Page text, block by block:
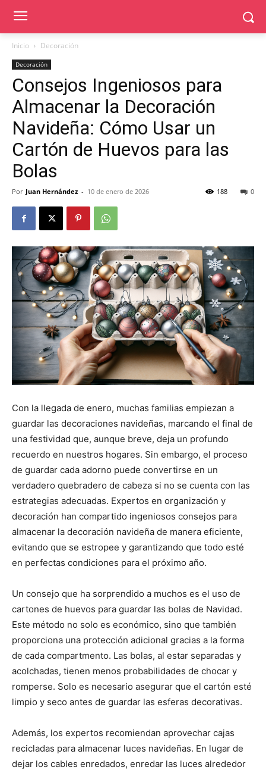
Inicio Decoración
Decoración
Consejos Ingeniosos para
Almacenar la Decoración
Navideña: Cómo Usar un
Cartón de Huevos para las
Bolas
Por Juan Hernández - 10 de enero de 2026 0
188
Con la llegada de enero, muchas familias empiezan a
guardar las decoraciones navideñas, marcando el final de
una festividad que, aunque breve, deja un profundo
recuerdo en nuestros hogares. Sin embargo, el proceso
de guardar cada adorno puede convertirse en un
verdadero quebradero de cabeza si no se cuenta con las
estrategias adecuadas. Expertos en organización y
decoración han compartido ingeniosos consejos para
almacenar la decoración navideña de manera eficiente,
evitando que se estropee y garantizando que todo esté
en perfectas condiciones para el próximo año.
Un consejo que ha sorprendido a muchos es el uso de
cartones de huevos para guardar las bolas de Navidad.
Este método no solo es económico, sino que también
proporciona una protección adicional gracias a la forma
de cada compartmento. Las bolas, al estar separadas y
acolchadas, tienen menos probabilidades de chocar y
romperse. Solo es necesario asegurar que el cartón esté
limpio y seco antes de guardar las esferas decorativas.
Además, los expertos recomiendan aprovechar cajas
recicladas para almacenar luces navideñas. En lugar de
dejar los cables enredados, enredar las luces alrededor